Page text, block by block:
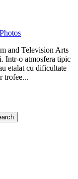
Photos
and Television Arts
Intr-o atmosfera tipic
etalat cu dificultate
trofee...